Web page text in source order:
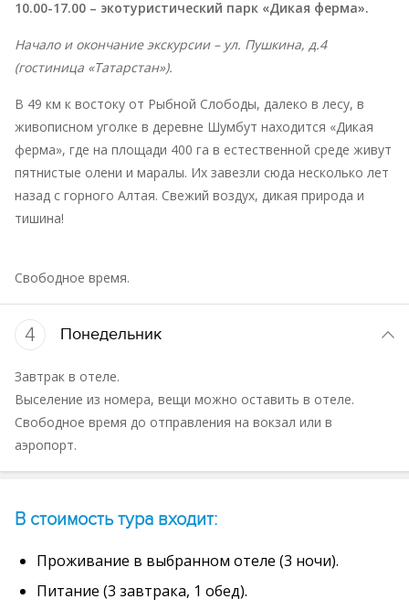
10.00-17.00 – экотуристический парк «Дикая ферма».
Начало и окончание экскурсии – ул. Пушкина, д.4
(гостиница «Татарстан»).
В 49 км к востоку от Рыбной Слободы, далеко в лесу, в
живописном уголке в деревне Шумбут находится «Дикая
ферма», где на площади 400 га в естественной среде живут
пятнистые олени и маралы. Их завезли сюда несколько лет
назад с горного Алтая. Свежий воздух, дикая природа и
тишина!
Свободное время.
4 Понедельник
Завтрак в отеле.
Выселение из номера, вещи можно оставить в отеле.
Свободное время до отправления на вокзал или в
аэропорт.
В стоимость тура входит:
Проживание в выбранном отеле (3 ночи).
Питание (3 завтрака, 1 обед).